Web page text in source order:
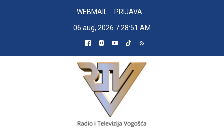
WEBMAIL
PRIJAVA
06 aug, 2026 7:28:52 AM